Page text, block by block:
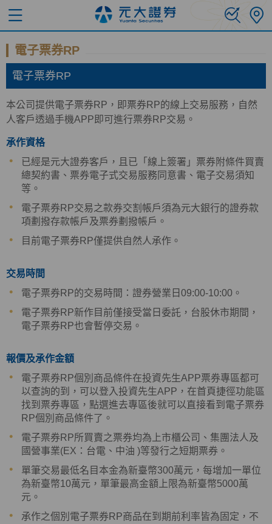
電子票券RP
電子票券RP
本公司提供電子票券RP，即票券RP的線上交易服務，自然
人客戶透過手機APP即可進行票券RP交易。
承作資格
已經是元大證券客戶，且已「線上簽署」票券附條件買賣
總契約書、票券電子式交易服務同意書、電子交易須知
等。
電子票券RP交易之款券交割帳戶須為元大銀行的證券款
項劃撥存款帳戶及票券劃撥帳戶。
目前電子票券RP僅提供自然人承作。
交易時間
電子票券RP的交易時間：證券營業日09:00-10:00。
電子票券RP新作目前僅接受當日委託，台股休市期間，
電子票券RP也會暫停交易。
報價及承作金額
電子票券RP個別商品條件在投資先生APP票券專區都可
以查詢的到，可以登入投資先生APP，在首頁捷徑功能區
找到票券專區，點選進去專區後就可以直接看到電子票券
RP個別商品條件了。
電子票券RP所買賣之票券均為上市櫃公司、集團法人及
國營事業(EX：台電、中油 )等發行之短期票券。
單筆交易最低名目本金為新臺幣300萬元，每增加一單位
為新臺幣10萬元，單筆最高金額上限為新臺幣5000萬
元。
承作之個別電子票券RP商品在到期前利率皆為固定，不